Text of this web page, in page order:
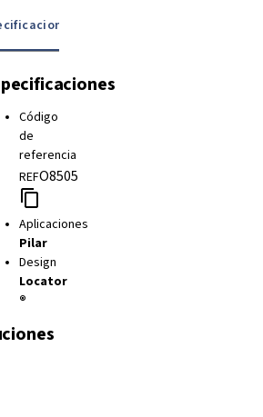
Código
de
referencia
REFO8505
Aplicaciones
Pilar
Design
Locator
®